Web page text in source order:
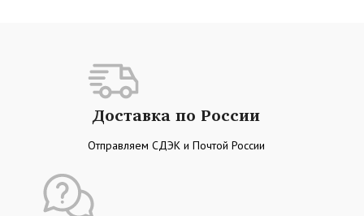
Доставка по России
Отправляем СДЭК и Почтой России